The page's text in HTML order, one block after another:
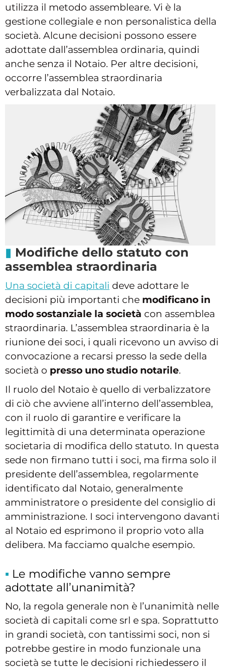
utilizza il metodo assembleare. Vi è la
gestione collegiale e non personalistica della
società. Alcune decisioni possono essere
adottate dall’assemblea ordinaria, quindi
anche senza il Notaio. Per altre decisioni,
occorre l’assemblea straordinaria
verbalizzata dal Notaio.
Modifiche dello statuto con
assemblea straordinaria
Una società di capitali deve adottare le
decisioni più importanti che modificano in
modo sostanziale la società con assemblea
straordinaria. L’assemblea straordinaria è la
riunione dei soci, i quali ricevono un avviso di
convocazione a recarsi presso la sede della
società o presso uno studio notarile.
Il ruolo del Notaio è quello di verbalizzatore
di ciò che avviene all’interno dell’assemblea,
con il ruolo di garantire e verificare la
legittimità di una determinata operazione
societaria di modifica dello statuto. In questa
sede non firmano tutti i soci, ma firma solo il
presidente dell’assemblea, regolarmente
identificato dal Notaio, generalmente
amministratore o presidente del consiglio di
amministrazione. I soci intervengono davanti
al Notaio ed esprimono il proprio voto alla
delibera. Ma facciamo qualche esempio.
Le modifiche vanno sempre
adottate all’unanimità?
No, la regola generale non è l’unanimità nelle
società di capitali come srl e spa. Soprattutto
in grandi società, con tantissimi soci, non si
potrebbe gestire in modo funzionale una
società se tutte le decisioni richiedessero il